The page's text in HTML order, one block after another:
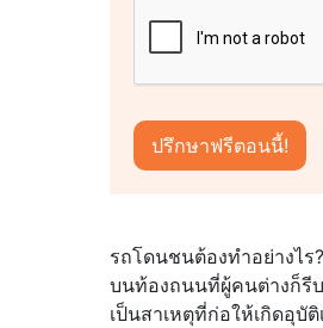
รถโดนชนต้องทำอย่างไร
บนท้องถนนที่ผู้คนต่างก็รี
เป็นสาเหตุที่ก่อให้เกิดอุบั